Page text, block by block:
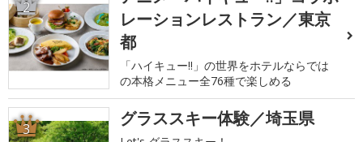
2
レーションレストラン／東京
都
「ハイキュー!!」の世界をホテルならでは
の本格メニュー全76種で楽しめる
3 グラススキー体験／埼玉県